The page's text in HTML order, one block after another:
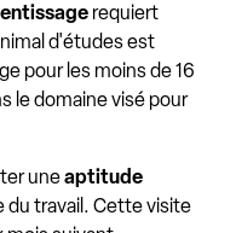
requiert
d'études est
pour les moins de 16
le domaine visé pour
uneaptitude
du travail. Cette visite